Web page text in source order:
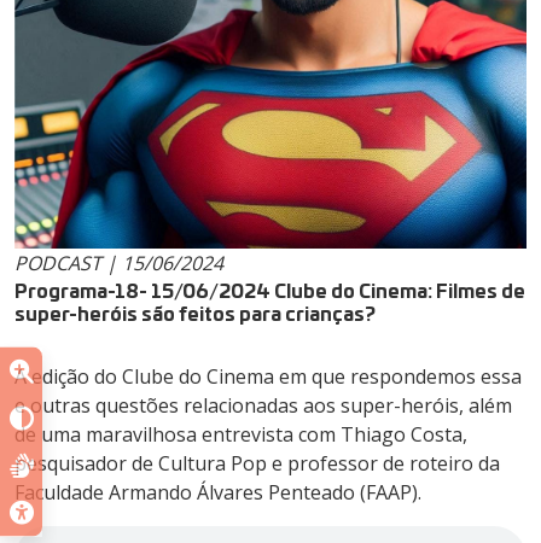
PODCAST | 15/06/2024
Programa-18- 15/06/2024 Clube do Cinema: Filmes de
super-heróis são feitos para crianças?
A edição do Clube do Cinema em que respondemos essa
e outras questões relacionadas aos super-heróis, além
de uma maravilhosa entrevista com Thiago Costa,
pesquisador de Cultura Pop e professor de roteiro da
Faculdade Armando Álvares Penteado (FAAP).